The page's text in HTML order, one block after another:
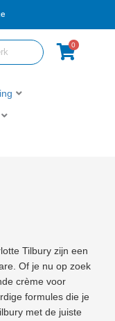
0
Tilbury zijn een
Of je nu op zoek
crème voor
formules die je
met de juiste